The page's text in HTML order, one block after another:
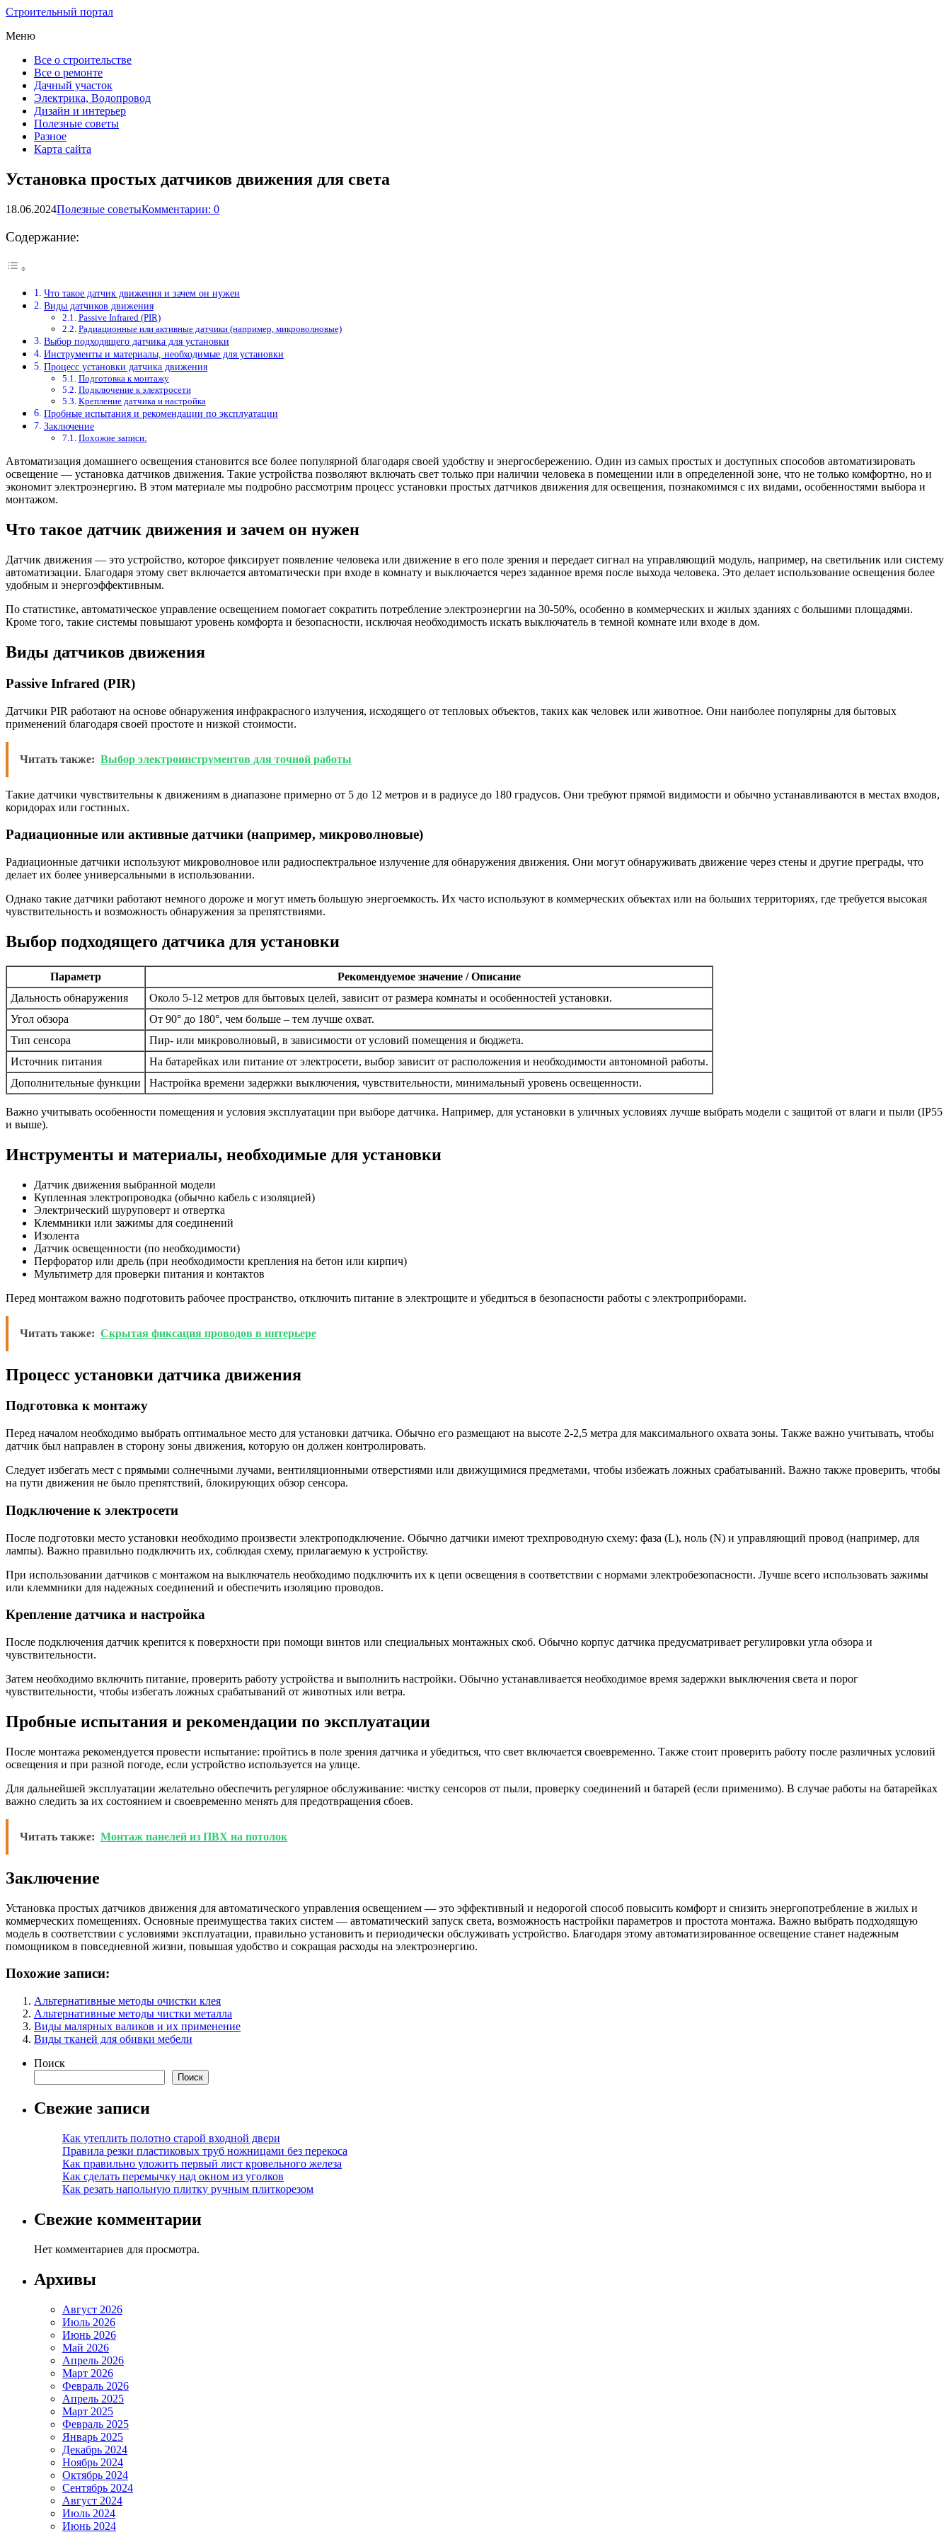
Строительный портал
Меню
Все о строительстве
Все о ремонте
Дачный участок
Электрика, Водопровод
Дизайн и интерьер
Полезные советы
Разное
Карта сайта
Установка простых датчиков движения для света
18.06.2024Полезные советыКомментарии: 0
Содержание:
Что такое датчик движения и зачем он нужен
Виды датчиков движения
Passive Infrared (PIR)
Радиационные или активные датчики (например, микроволновые)
Выбор подходящего датчика для установки
Инструменты и материалы, необходимые для установки
Процесс установки датчика движения
Подготовка к монтажу
Подключение к электросети
Крепление датчика и настройка
Пробные испытания и рекомендации по эксплуатации
Заключение
Похожие записи:
Автоматизация домашнего освещения становится все более популярной благодаря своей удобству и энергосбережению. Один из самых простых и доступных способов автоматизировать
освещение — установка датчиков движения. Такие устройства позволяют включать свет только при наличии человека в помещении или в определенной зоне, что не только комфортно, но и
экономит электроэнергию. В этом материале мы подробно рассмотрим процесс установки простых датчиков движения для освещения, познакомимся с их видами, особенностями выбора и
монтажом.
Что такое датчик движения и зачем он нужен
Датчик движения — это устройство, которое фиксирует появление человека или движение в его поле зрения и передает сигнал на управляющий модуль, например, на светильник или систему
автоматизации. Благодаря этому свет включается автоматически при входе в комнату и выключается через заданное время после выхода человека. Это делает использование освещения более
удобным и энергоэффективным.
По статистике, автоматическое управление освещением помогает сократить потребление электроэнергии на 30-50%, особенно в коммерческих и жилых зданиях с большими площадями.
Кроме того, такие системы повышают уровень комфорта и безопасности, исключая необходимость искать выключатель в темной комнате или входе в дом.
Виды датчиков движения
Passive Infrared (PIR)
Датчики PIR работают на основе обнаружения инфракрасного излучения, исходящего от тепловых объектов, таких как человек или животное. Они наиболее популярны для бытовых
применений благодаря своей простоте и низкой стоимости.
Читать также: Выбор электроинструментов для точной работы
Такие датчики чувствительны к движениям в диапазоне примерно от 5 до 12 метров и в радиусе до 180 градусов. Они требуют прямой видимости и обычно устанавливаются в местах входов,
коридорах или гостиных.
Радиационные или активные датчики (например, микроволновые)
Радиационные датчики используют микроволновое или радиоспектральное излучение для обнаружения движения. Они могут обнаруживать движение через стены и другие преграды, что
делает их более универсальными в использовании.
Однако такие датчики работают немного дороже и могут иметь большую энергоемкость. Их часто используют в коммерческих объектах или на больших территориях, где требуется высокая
чувствительность и возможность обнаружения за препятствиями.
Выбор подходящего датчика для установки
Параметр
Рекомендуемое значение / Описание
Дальность обнаружения
Около 5-12 метров для бытовых целей, зависит от размера комнаты и особенностей установки.
Угол обзора
От 90° до 180°, чем больше – тем лучше охват.
Тип сенсора
Пир- или микроволновый, в зависимости от условий помещения и бюджета.
Источник питания
На батарейках или питание от электросети, выбор зависит от расположения и необходимости автономной работы.
Дополнительные функции
Настройка времени задержки выключения, чувствительности, минимальный уровень освещенности.
Важно учитывать особенности помещения и условия эксплуатации при выборе датчика. Например, для установки в уличных условиях лучше выбрать модели с защитой от влаги и пыли (IP55
и выше).
Инструменты и материалы, необходимые для установки
Датчик движения выбранной модели
Купленная электропроводка (обычно кабель с изоляцией)
Электрический шуруповерт и отвертка
Клеммники или зажимы для соединений
Изолента
Датчик освещенности (по необходимости)
Перфоратор или дрель (при необходимости крепления на бетон или кирпич)
Мультиметр для проверки питания и контактов
Перед монтажом важно подготовить рабочее пространство, отключить питание в электрощите и убедиться в безопасности работы с электроприборами.
Читать также: Скрытая фиксация проводов в интерьере
Процесс установки датчика движения
Подготовка к монтажу
Перед началом необходимо выбрать оптимальное место для установки датчика. Обычно его размещают на высоте 2-2,5 метра для максимального охвата зоны. Также важно учитывать, чтобы
датчик был направлен в сторону зоны движения, которую он должен контролировать.
Следует избегать мест с прямыми солнечными лучами, вентиляционными отверстиями или движущимися предметами, чтобы избежать ложных срабатываний. Важно также проверить, чтобы
на пути движения не было препятствий, блокирующих обзор сенсора.
Подключение к электросети
После подготовки место установки необходимо произвести электроподключение. Обычно датчики имеют трехпроводную схему: фаза (L), ноль (N) и управляющий провод (например, для
лампы). Важно правильно подключить их, соблюдая схему, прилагаемую к устройству.
При использовании датчиков с монтажом на выключатель необходимо подключить их к цепи освещения в соответствии с нормами электробезопасности. Лучше всего использовать зажимы
или клеммники для надежных соединений и обеспечить изоляцию проводов.
Крепление датчика и настройка
После подключения датчик крепится к поверхности при помощи винтов или специальных монтажных скоб. Обычно корпус датчика предусматривает регулировки угла обзора и
чувствительности.
Затем необходимо включить питание, проверить работу устройства и выполнить настройки. Обычно устанавливается необходимое время задержки выключения света и порог
чувствительности, чтобы избегать ложных срабатываний от животных или ветра.
Пробные испытания и рекомендации по эксплуатации
После монтажа рекомендуется провести испытание: пройтись в поле зрения датчика и убедиться, что свет включается своевременно. Также стоит проверить работу после различных условий
освещения и при разной погоде, если устройство используется на улице.
Для дальнейшей эксплуатации желательно обеспечить регулярное обслуживание: чистку сенсоров от пыли, проверку соединений и батарей (если применимо). В случае работы на батарейках
важно следить за их состоянием и своевременно менять для предотвращения сбоев.
Читать также: Монтаж панелей из ПВХ на потолок
Заключение
Установка простых датчиков движения для автоматического управления освещением — это эффективный и недорогой способ повысить комфорт и снизить энергопотребление в жилых и
коммерческих помещениях. Основные преимущества таких систем — автоматический запуск света, возможность настройки параметров и простота монтажа. Важно выбрать подходящую
модель в соответствии с условиями эксплуатации, правильно установить и периодически обслуживать устройство. Благодаря этому автоматизированное освещение станет надежным
помощником в повседневной жизни, повышая удобство и сокращая расходы на электроэнергию.
Похожие записи:
Альтернативные методы очистки клея
Альтернативные методы чистки металла
Виды малярных валиков и их применение
Виды тканей для обивки мебели
Поиск
Поиск
Свежие записи
Как утеплить полотно старой входной двери
Правила резки пластиковых труб ножницами без перекоса
Как правильно уложить первый лист кровельного железа
Как сделать перемычку над окном из уголков
Как резать напольную плитку ручным плиткорезом
Свежие комментарии
Нет комментариев для просмотра.
Архивы
Август 2026
Июль 2026
Июнь 2026
Май 2026
Апрель 2026
Март 2026
Февраль 2026
Апрель 2025
Март 2025
Февраль 2025
Январь 2025
Декабрь 2024
Ноябрь 2024
Октябрь 2024
Сентябрь 2024
Август 2024
Июль 2024
Июнь 2024